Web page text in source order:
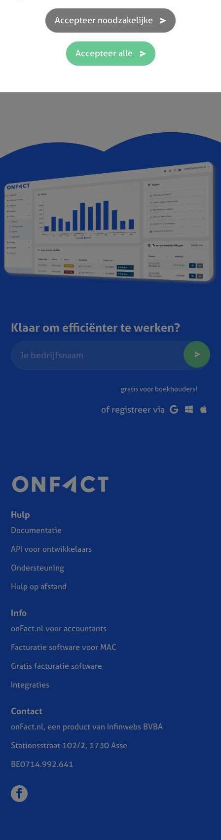
Jouw software niet gevonden?
Contacteer ons
Klaar om efficiënter te werken?
gratis voor boekhouders!
of registreer via
Hulp
Documentatie
API voor ontwikkelaars
Ondersteuning
Hulp op afstand
Info
onFact.nl voor accountants
Facturatie software voor MAC
Gratis facturatie software
Integraties
Contact
onFact.nl, een product van Infinwebs BVBA
Stationsstraat 102/2, 1730 Asse
BE0714.992.641